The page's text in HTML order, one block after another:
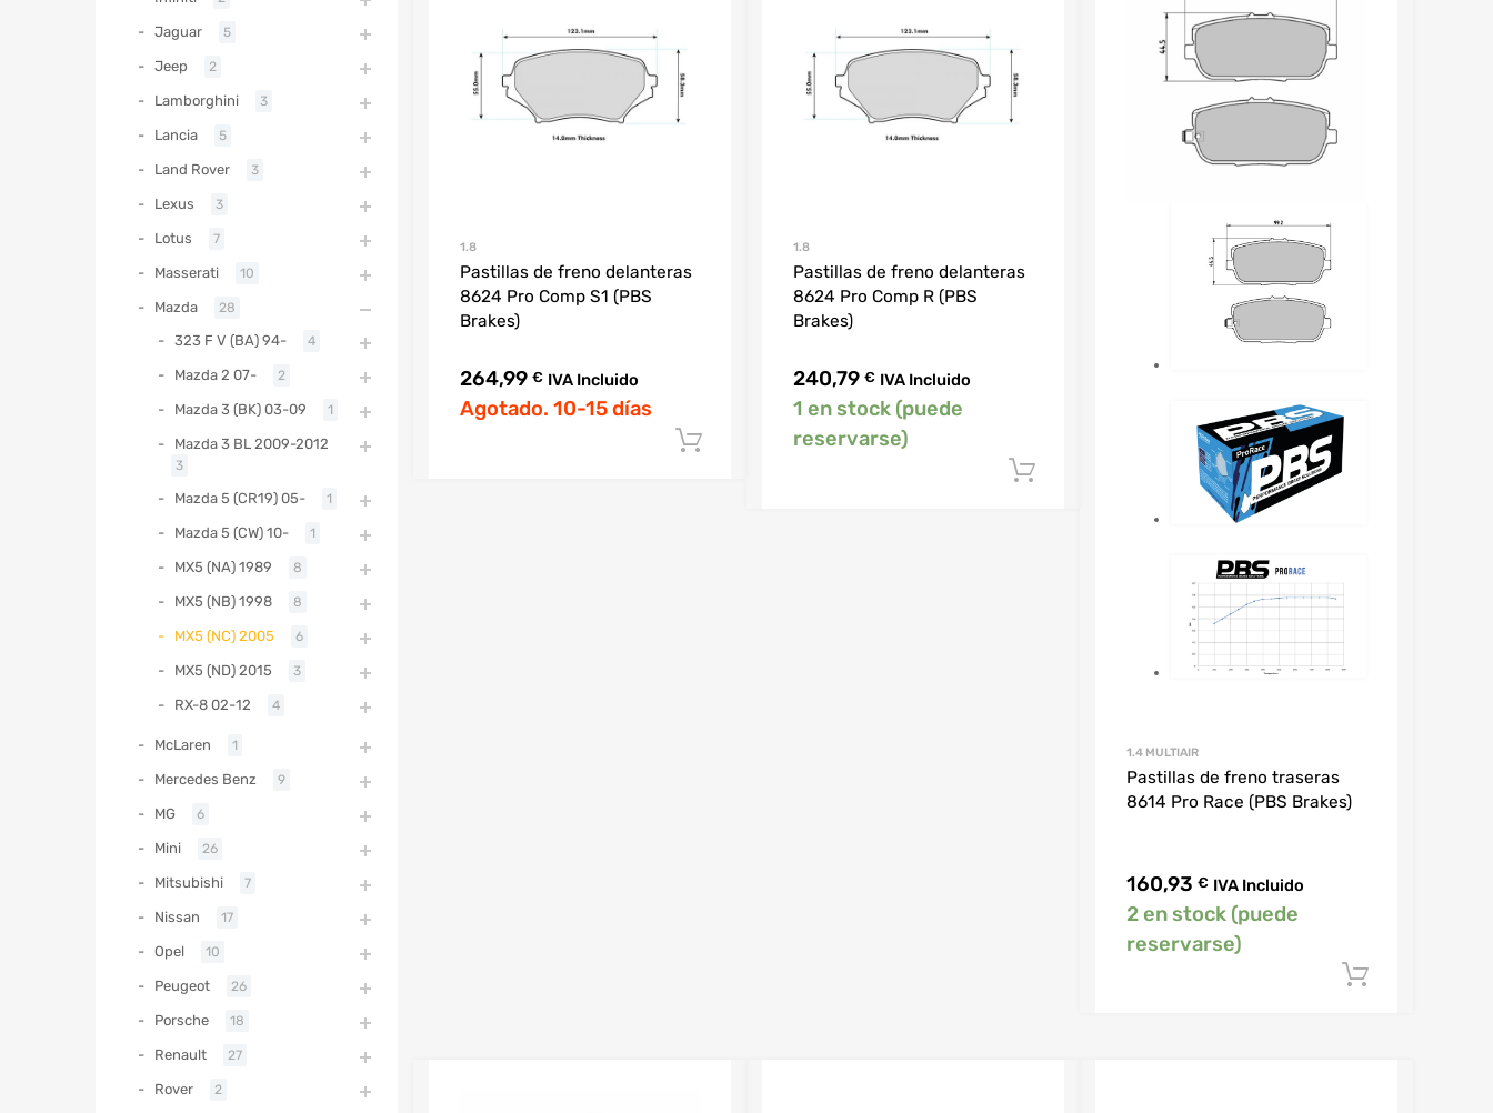
1.8
Pastillas de freno delanteras
8624 Pro Comp S1 (PBS
Brakes)
264,99 € IVA Incluido
Agotado. 10-15 días
Añadir al carrito
1.8
Pastillas de freno delanteras
8624 Pro Comp R (PBS
Brakes)
240,79 € IVA Incluido
1 en stock (puede
reservarse)
Añadir al carrito
1.4 MULTIAIR
Pastillas de freno traseras
8614 Pro Race (PBS Brakes)
160,93 € IVA Incluido
2 en stock (puede
reservarse)
Jaguar 5
Jeep 2
Lamborghini 3
Lancia 5
Land Rover 3
Lexus 3
Lotus 7
Masserati 10
Mazda 28
323 F V (BA) 94- 4
Mazda 2 07- 2
Mazda 3 (BK) 03-09 1
Mazda 3 BL 2009-2012
3
Mazda 5 (CR19) 05- 1
Mazda 5 (CW) 10- 1
MX5 (NA) 1989 8
MX5 (NB) 1998 8
MX5 (NC) 2005 6
MX5 (ND) 2015 3
RX-8 02-12 4
McLaren 1
Mercedes Benz 9
MG 6
Mini 26
Mitsubishi 7
Nissan 17
Opel 10
Peugeot 26
Porsche 18
Renault 27
Rover 2